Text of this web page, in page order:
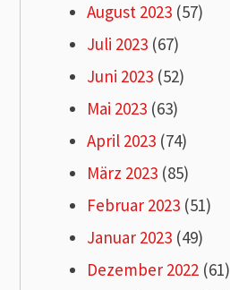
August 2023 (57)
Juli 2023 (67)
Juni 2023 (52)
Mai 2023 (63)
April 2023 (74)
März 2023 (85)
Februar 2023 (51)
Januar 2023 (49)
Dezember 2022 (61)